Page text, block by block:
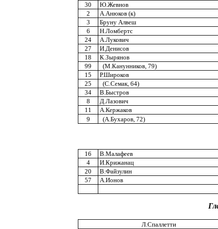
30
Ю.Жевнов
2
А.Анюков (к)
3
Бруну Алвеш
6
Н.Ломбертс
24
А.Лукович
27
И.Денисов
18
К.Зырянов
99
(М.Канунников, 79)
15
Р.Широков
25
(С.Семак, 64)
34
В.Быстров
8
Д.Лазович
11
А.Кержаков
9
(А.Бухаров, 72)
16
В.Малафеев
4
И.Крижанац
20
В.Файзулин
57
А.Ионов
Л.Спаллетти